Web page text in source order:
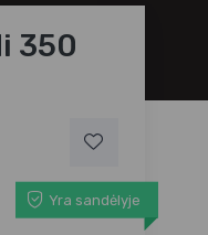
350
Yra sandėlyje